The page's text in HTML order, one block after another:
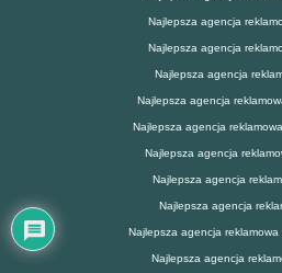
Najlepsza agencja
Najlepsza agencja
Najlepsza agencja
Najlepsza agencja
Najlepsza agencja
Najlepsza agencja
Najlepsza agencja
Najlepsza agencja
Najlepsza agencja reklamowa
Najlepsza agencja